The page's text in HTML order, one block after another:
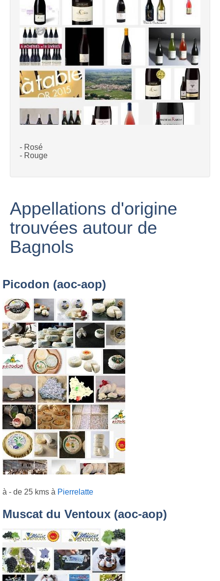
- Rosé
- Rouge
Appellations d'origine
trouvées autour de
Bagnols
Picodon (aoc-aop)
à - de 25 kms à Pierrelatte
Muscat du Ventoux (aoc-aop)